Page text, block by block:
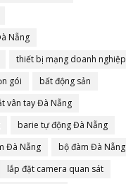
Nẵng
thiết bị mạng doanh nghiệp
gói
bất động sản
vân tay Đà Nẵng
barie tự động Đà Nẵng
Đà Nẵng
bộ đàm Đà Nẵng
lắp đặt camera quan sát